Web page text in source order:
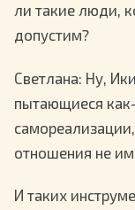
ли такие люди,
допустим?
Светлана: Ну,
пытающиеся
отношения не
И таких